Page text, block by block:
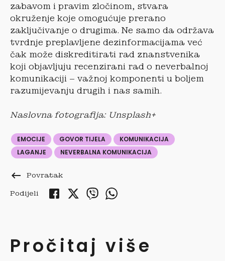
zabavom i pravim zločinom, stvara
okruženje koje omogućuje prerano
zaključivanje o drugima. Ne samo da održava
tvrdnje preplavljene dezinformacijama već
čak može diskreditirati rad znanstvenika
koji objavljuju recenzirani rad o neverbalnoj
komunikaciji – važnoj komponenti u boljem
razumijevanju drugih i nas samih.
Naslovna fotografija: Unsplash+
EMOCIJE GOVOR TIJELA
KOMUNIKACIJA
LAGANJE
NEVERBALNA KOMUNIKACIJA
keyboard_backspace Povratak
Podijeli
Pročitaj više